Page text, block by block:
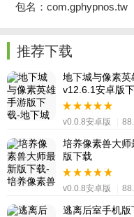
包名：com.gphypnos.tw
推荐下载
地下城与像素
v12.6.1安卓版
v0.0.8安卓版
培养像素兽大
版下载
v0.0.8安卓版
逃离后室手机